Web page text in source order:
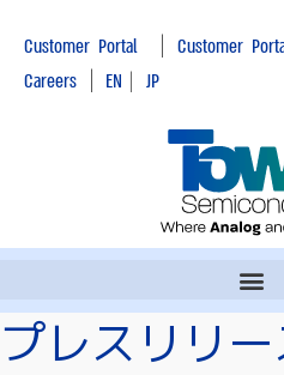
Customer Portal| Customer
Careers | EN | JP
プレスリリー